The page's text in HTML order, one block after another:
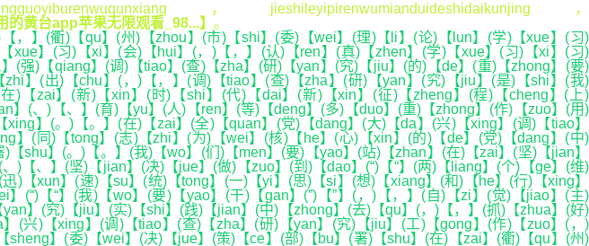
，jieshileyipirenwumianduideshidaikunjing，
的黄台app苹果无限观看_98...】 。
(衢)【qu】(州)【zhou】(市)【shi】(委)【wei】(理)【li】(论)【lun】(学)【xue】(习)
xue】(习)【xi】(会)【hui】(，)【，】(认)【ren】(真)【zhen】(学)【xue】(习)【xi】(习)
(强)【qiang】(调)【tiao】(查)【zha】(研)【yan】(究)【jiu】(的)【de】(重)【zhong】(要)
】(出)【chu】(，)【，】(调)【tiao】(查)【zha】(研)【yan】(究)【jiu】(是)【shi】(我)
)【zai】(新)【xin】(时)【shi】(代)【dai】(新)【xin】(征)【zheng】(程)【cheng】(上)
】(、)【、】(育)【yu】(人)【ren】(等)【deng】(多)【duo】(重)【zhong】(作)【zuo】(用)
】(。)【。】(在)【zai】(全)【quan】(党)【dang】(大)【da】(兴)【xing】(调)【tiao】
(同)【tong】(志)【zhi】(为)【wei】(核)【he】(心)【xin】(的)【de】(党)【dang】(中)
shu】(。)【。】(我)【wo】(们)【men】(要)【yao】(站)【zhan】(在)【zai】(坚)【jian】
)【、】(坚)【jian】(决)【jue】(做)【zuo】(到)【dao】(“)【“】(两)【liang】(个)【ge】(维)
)【xun】(速)【su】(统)【tong】(一)【yi】(思)【si】(想)【xiang】(和)【he】(行)【xing】
(“)【“】(我)【wo】(要)【yao】(干)【gan】(”)【”】(，)【，】(自)【zi】(觉)【jiao】(主)
】(究)【jiu】(实)【shi】(践)【jian】(中)【zhong】(去)【qu】(，)【，】(抓)【zhua】(好)
(兴)【xing】(调)【tiao】(查)【zha】(研)【yan】(究)【jiu】(工)【gong】(作)【zuo】(，)
】(委)【wei】(决)【jue】(策)【ce】(部)【bu】(署)【shu】(在)【zai】(衢)【qu】(州)